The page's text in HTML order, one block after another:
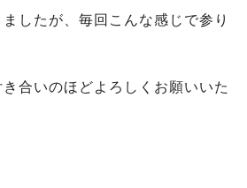
したが、毎回こんな感じで参り
合いのほどよろしくお願いいた